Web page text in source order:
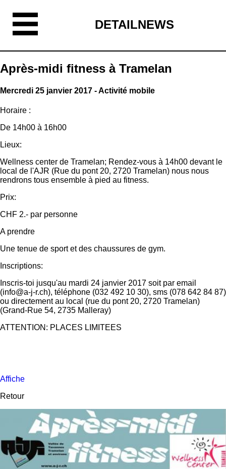
DETAILNEWS
Après-midi fitness à Tramelan
Mercredi 25 janvier 2017 - Activité mobile
Horaire :
De 14h00 à 16h00
Lieux:
Wellness center de Tramelan; Rendez-vous à 14h00 devant le
local de l'AJR (Rue du pont 20, 2720 Tramelan) nous nous
rendrons tous ensemble à pied au fitness.
Prix:
CHF 2.- par personne
A prendre
Une tenue de sport et des chaussures de gym.
Inscriptions:
Inscris-toi jusqu'au mardi 24 janvier 2017 soit par email
(info@a-j-r.ch), téléphone (032 492 10 30), sms (078 642 84 87)
ou directement au local (rue du pont 20, 2720 Tramelan)
(Grand-Rue 54, 2735 Malleray)
ATTENTION: PLACES LIMITEES
Affiche
Retour